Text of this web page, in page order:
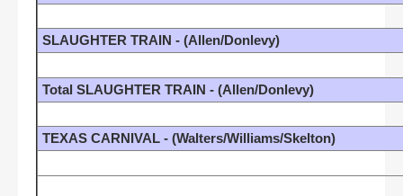
SLAUGHTER TRAIN - (Allen/Donlevy)
Total SLAUGHTER TRAIN - (Allen/Donlevy)
TEXAS CARNIVAL - (Walters/Williams/Skelton)